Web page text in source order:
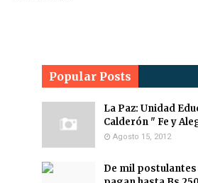
Popular Posts
La Paz: Unidad
Calderón " Fe y
Agosto 15, 2012
De mil